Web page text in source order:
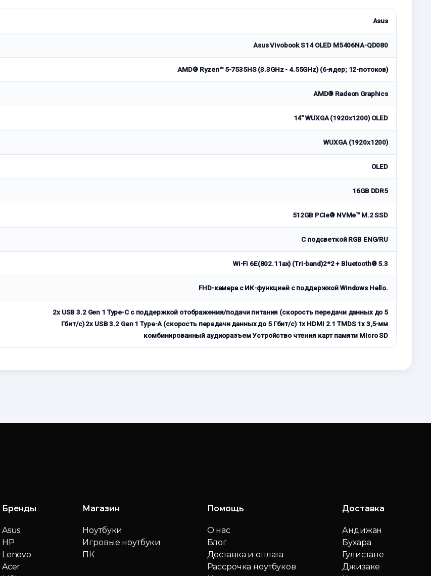
Asus
Asus Vivobook S14 OLED M5406NA-QD080
AMD® Ryzen™ 5-7535HS (3.3GHz - 4.55GHz) (6-ядер; 12-потоков)
AMD® Radeon Graphics
14" WUXGA (1920x1200) OLED
WUXGA (1920x1200)
OLED
16GB DDR5
512GB PCIe® NVMe™ M.2 SSD
С подсветкой RGB ENG/RU
Wi-Fi 6Е(802.11ax) (Tri-band)2*2 + Bluetooth® 5.3
FHD-камера с ИК-функцией с поддержкой Windows Hello.
2x USB 3.2 Gen 1 Type-C с поддержкой отображения/подачи питания (скорость передачи данных до 5
Гбит/с) 2x USB 3.2 Gen 1 Type-A (скорость передачи данных до 5 Гбит/с) 1x HDMI 2.1 TMDS 1x 3,5-мм
комбинированный аудиоразъем Устройство чтения карт памяти Micro SD
Бренды
Asus
HP
Lenovo
Acer
Магазин
Ноутбуки
Игровые ноутбуки
ПК
Помощь
О нас
Блог
Доставка и оплата
Рассрочка ноутбуков
Доставка
Андижан
Бухара
Гулистане
Джизаке